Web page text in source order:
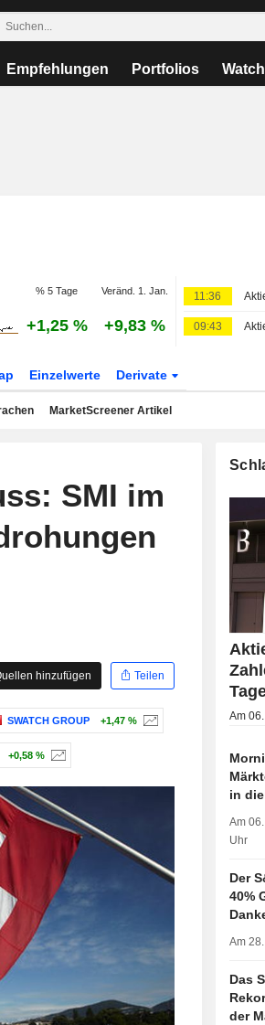
Empfehlungen Portfolios
% 5 Tage Veränd. 1. Jan.
+1,25 % +9,83 %
11:36
09:43
Einzelwerte Derivate
MarketScreener Artikel
SMI im
hinzufügen
Teilen
SWATCH GROUP +1,47 %
+0,58 %
Am
in
Am
Uhr
Der
40%
Am
Das
der